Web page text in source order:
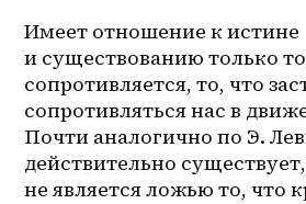
Имеет отношение к истине
и существованию только
сопротивляется, то, что
сопротивляться нас в
Почти аналогично по Э.
действительно
не является ложью то, что